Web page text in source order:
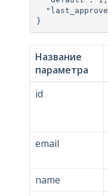
Название
параметра
id
email
name